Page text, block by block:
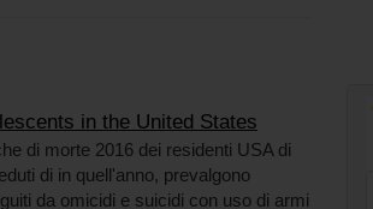
in the United States
di morte 2016 dei residenti USA di
di in quell'anno, prevalgono
da omicidi e suicidi con uso di armi